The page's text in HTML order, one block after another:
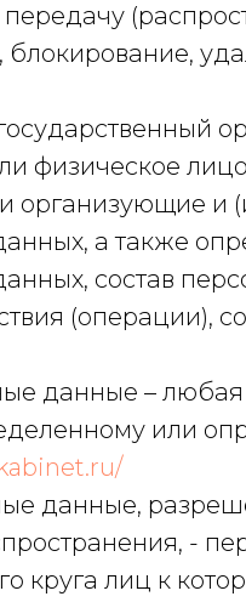
блокирование,
физическое
организующие и
а также
состав
(операции),
данные –
или
данные,
-
круга лиц к